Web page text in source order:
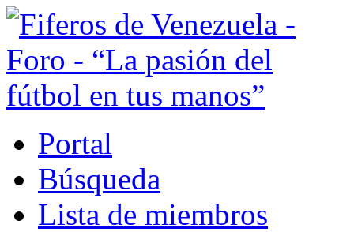
Portal
Búsqueda
Lista de miembros